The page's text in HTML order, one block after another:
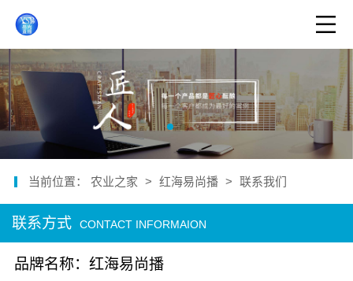
当前位置： 农业之家 > 红海易尚播 > 联系我们
联系方式 CONTACT INFORMAION
品牌名称：红海易尚播